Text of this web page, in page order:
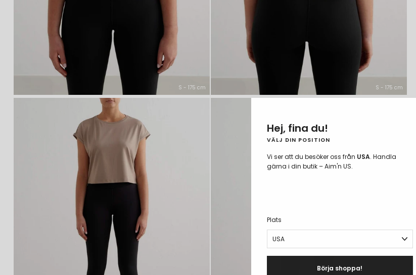
S - 175 cm S - 175 cm
Hej, fina du!
VÄLJ DIN POSITION
Vi ser att du besöker oss från USA. Handla
gärna i din butik – Aim'n US.
Plats
Börja shoppa!